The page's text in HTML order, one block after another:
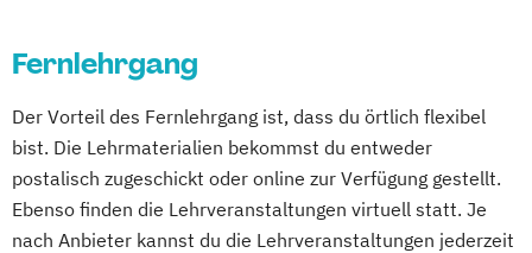
Heilpraktiker Fachrichtung
Heilpraktiker/-in für Psychotherapie -
Vorbereitung auf die amtsärztliche
eingeschränkte Heilpraktikerprüfung
Heilpraktiker/-in für Psychotherapie
Fernlehrgang
Der Vorteil des Fernlehrgang ist, dass du örtlich flexibel
bist. Die Lehrmaterialien bekommst du entweder
postalisch zugeschickt oder online zur Verfügung gestellt.
Ebenso finden die Lehrveranstaltungen virtuell statt. Je
nach Anbieter kannst du die Lehrveranstaltungen jederzeit